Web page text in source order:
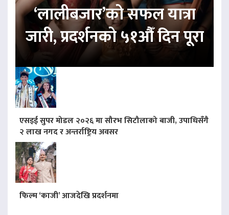
‘लालीबजार’को सफल यात्रा
जारी, प्रदर्शनको ५१औँ दिन पूरा
एसइई सुपर मोडल २०२६ मा सौरभ सिटौलाको बाजी, उपाधिसँगै
२ लाख नगद र अन्तर्राष्ट्रिय अवसर
फिल्म ‘काजी’ आजदेखि प्रदर्शनमा